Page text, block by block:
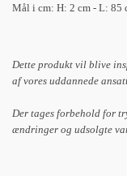
Mål i cm: H: 2 cm - L: 85
Dette produkt vil blive
af vores uddannede
Der tages forbehold for
ændringer og udsolgte